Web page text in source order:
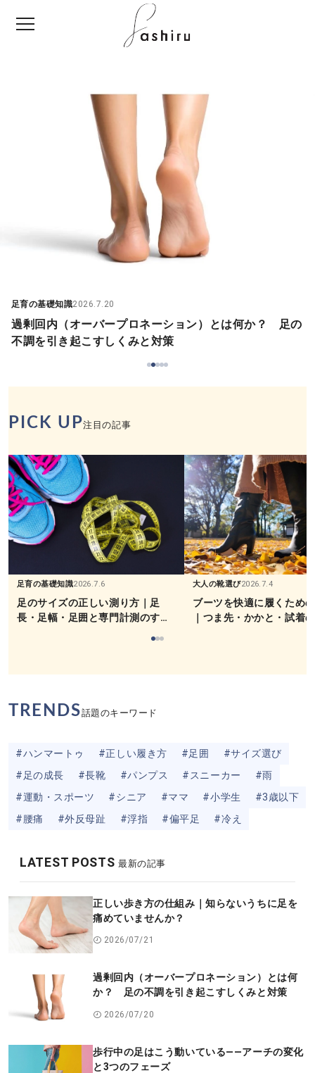
マ
足育の基礎知識2026.7.20
過剰回内（オーバープロネーション）とは何か？ 足の
不調を引き起こすしくみと対策
PICK UP注目の記事
足育の基礎知識2026.7.6
足のサイズの正しい測り方｜足
長・足幅・足囲と専門計測のすす
大人の靴選び2026.7.4
ブーツを快適に履くため
｜つま先・かかと・試着
TRENDS話題のキーワード
#ハンマートゥ #正しい履き方 #足囲
#サイズ選び
#足の成長
#長靴 #パンプス #スニーカー
#雨
#運動・スポーツ
#シニア #ママ #小学生
#3歳以下
#腰痛
#外反母趾 #浮指 #偏平足 #冷え
LATEST POSTS最新の記事
正しい歩き方の仕組み｜知らないうちに足を
痛めていませんか？
2026/07/21
過剰回内（オーバープロネーション）とは何
か？ 足の不調を引き起こすしくみと対策
2026/07/20
歩行中の足はこう動いている――アーチの変化
と3つのフェーズ